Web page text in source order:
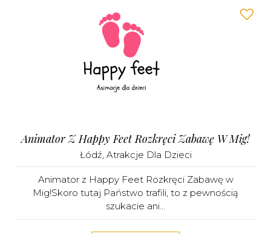
Animator Z Happy Feet Rozkręci Zabawę W Mig!
Łódź Atrakcje Dla Dzieci
Animator z Happy Feet Rozkręci Zabawę w
Mig!Skoro tutaj Państwo trafili, to z pewnością
szukacie ani...